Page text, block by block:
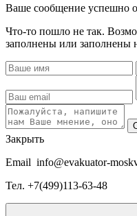
Ваше сообщение успешно
Что-то пошло не так.
заполнены или заполнены
Закрыть
Email info@evakuator-
Тел. +7(499)113-63-48